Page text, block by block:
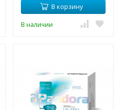
В корзину
В наличии